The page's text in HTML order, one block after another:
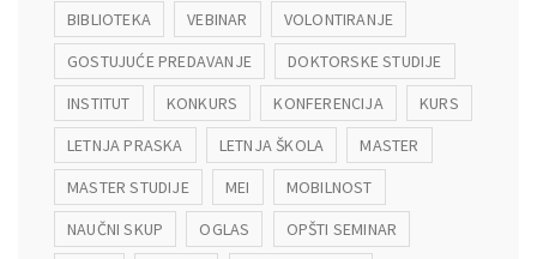
BIBLIOTEKA
VEBINAR
VOLONTIRANJE
GOSTUJUĆE PREDAVANJE
DOKTORSKE STUDIJE
INSTITUT
KONKURS KONFERENCIJA
KURS
LETNJA PRASKA
LETNJA ŠKOLA
MASTER
MASTER STUDIJE
MEI
MOBILNOST
NAUČNI SKUP
OGLAS
OPŠTI SEMINAR